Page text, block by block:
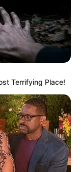
Terrifying Place!